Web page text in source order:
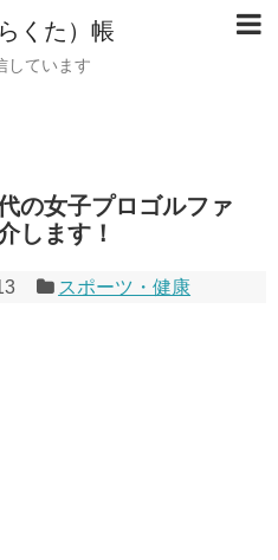
くた）帳
しています
の女子プロゴルファ
します！
スポーツ・健康